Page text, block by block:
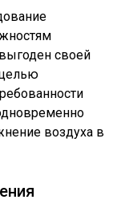
своей
воздуха в